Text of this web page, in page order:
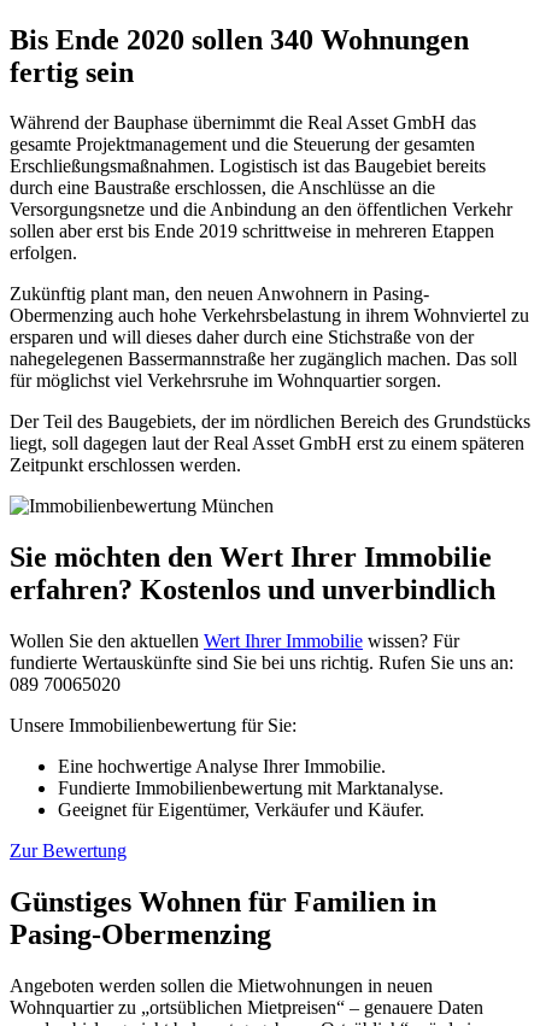
Bis Ende 2020 sollen 340 Wohnungen
fertig sein
Während der Bauphase übernimmt die Real Asset GmbH das
gesamte Projektmanagement und die Steuerung der gesamten
Erschließungsmaßnahmen. Logistisch ist das Baugebiet bereits
durch eine Baustraße erschlossen, die Anschlüsse an die
Versorgungsnetze und die Anbindung an den öffentlichen Verkehr
sollen aber erst bis Ende 2019 schrittweise in mehreren Etappen
erfolgen.
Zukünftig plant man, den neuen Anwohnern in Pasing-
Obermenzing auch hohe Verkehrsbelastung in ihrem Wohnviertel zu
ersparen und will dieses daher durch eine Stichstraße von der
nahegelegenen Bassermannstraße her zugänglich machen. Das soll
für möglichst viel Verkehrsruhe im Wohnquartier sorgen.
Der Teil des Baugebiets, der im nördlichen Bereich des Grundstücks
liegt, soll dagegen laut der Real Asset GmbH erst zu einem späteren
Zeitpunkt erschlossen werden.
Sie möchten den Wert Ihrer Immobilie
erfahren? Kostenlos und unverbindlich
Wollen Sie den aktuellen Wert Ihrer Immobilie wissen? Für
fundierte Wertauskünfte sind Sie bei uns richtig. Rufen Sie uns an:
089 70065020
Unsere Immobilienbewertung für Sie:
Eine hochwertige Analyse Ihrer Immobilie.
Fundierte Immobilienbewertung mit Marktanalyse.
Geeignet für Eigentümer, Verkäufer und Käufer.
Zur Bewertung
Günstiges Wohnen für Familien in
Pasing-Obermenzing
Angeboten werden sollen die Mietwohnungen in neuen
Wohnquartier zu „ortsüblichen Mietpreisen“ – genauere Daten